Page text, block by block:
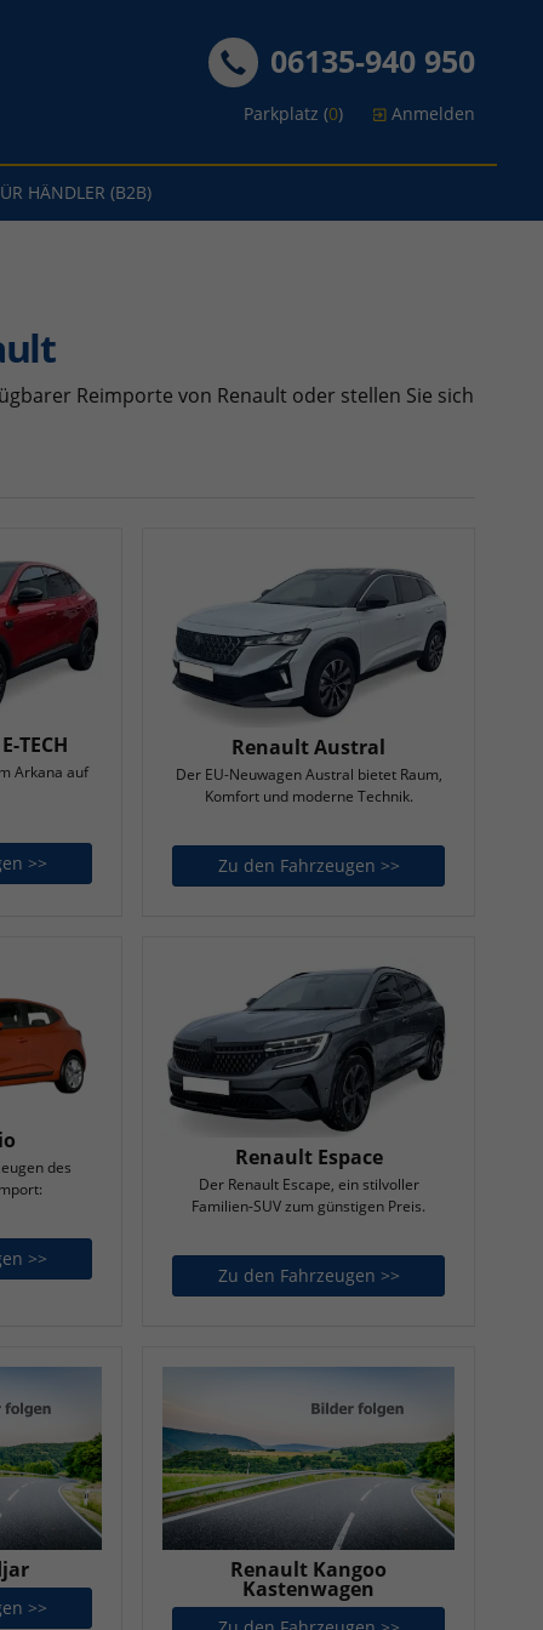
06135-940 950
Parkplatz (0) Anmelden
HÄNDLER (B2B)
Reimporte von Renault oder stellen Sie sich
TECH
Arkana auf
>> Renault Arkana E-TECH
Renault Austral
Der EU-Neuwagen Austral bietet Raum,
Komfort und moderne Technik.
Zu den Fahrzeugen >>
des
>>
Renault Espace
Der Renault Escape, ein stilvoller
Familien-SUV zum günstigen Preis.
Zu den Fahrzeugen >>
>>
Renault Kangoo
Kastenwagen